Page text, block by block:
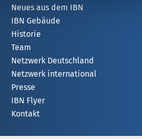
Neues aus dem IBN
IBN Gebäude
Historie
Team
Netzwerk Deutschland
Netzwerk international
Presse
IBN Flyer
Kontakt